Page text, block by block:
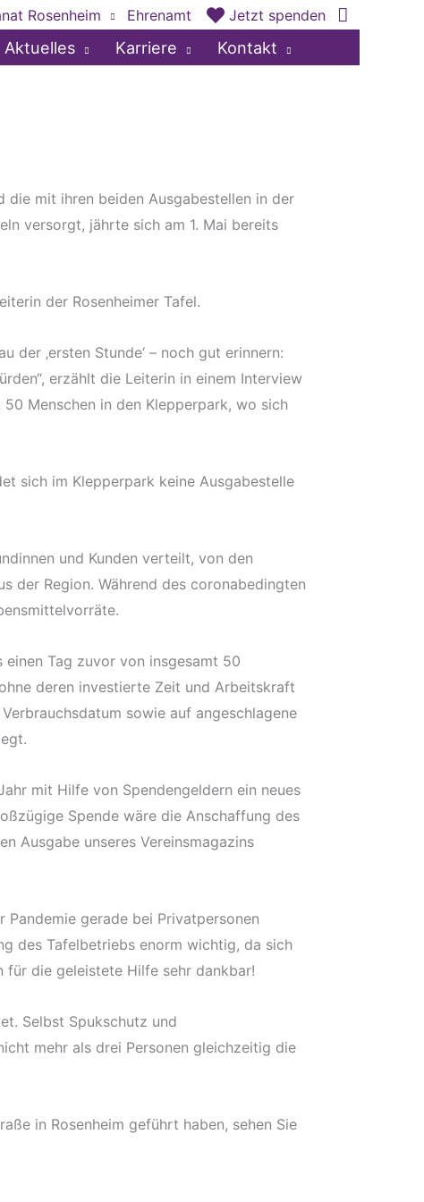
Rosenheim Ehrenamt Jetzt spenden
Aktuelles Karriere Kontakt
die mit ihren beiden Ausgabestellen in der
versorgt, jährte sich am 1. Mai bereits
der Rosenheimer Tafel.
‚ersten Stunde‘ – noch gut erinnern:
erzählt die Leiterin in einem Interview
Menschen in den Klepperpark, wo sich
sich im Klepperpark keine Ausgabestelle
und Kunden verteilt, von den
der Region. Während des coronabedingten
Tag zuvor von insgesamt 50
deren investierte Zeit und Arbeitskraft
sowie auf angeschlagene
mit Hilfe von Spendengeldern ein neues
Spende wäre die Anschaffung des
Ausgabe unseres Vereinsmagazins
gerade bei Privatpersonen
des Tafelbetriebs enorm wichtig, da sich
für die geleistete Hilfe sehr dankbar!
Selbst Spukschutz und
mehr als drei Personen gleichzeitig die
in Rosenheim geführt haben, sehen Sie